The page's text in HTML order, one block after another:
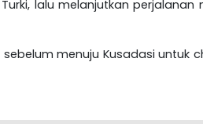
lalu melanjutkan perjalanan
menuju Kusadasi untuk